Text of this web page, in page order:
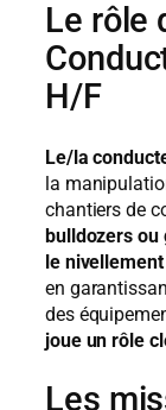
Le rôle
H/F
Le/la
la
chantiers de
bulldozers ou
le
en
des
joue un rôle
Les